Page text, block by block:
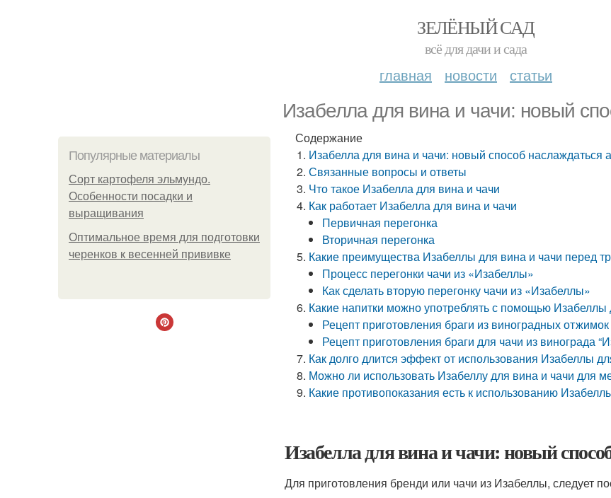
ЗЕЛЁНЫЙ САД
всё для дачи и сада
главная новости статьи
Изабелла для вина и чачи: новый
Популярные материалы
Сорт картофеля эльмундо.
Особенности посадки и
выращивания
Оптимальное время для подготовки
черенков к весенней прививке
Содержание
Изабелла для вина и чачи: новый способ наслаждаться
Связанные вопросы и ответы
Что такое Изабелла для вина и чачи
Как работает Изабелла для вина и чачи
Первичная перегонка
Вторичная перегонка
Какие преимущества Изабеллы для вина и чачи перед
Процесс перегонки чачи из «Изабеллы»
Как сделать вторую перегонку чачи из «Изабеллы»
Какие напитки можно употреблять с помощью Изабеллы
Рецепт приготовления браги из виноградных отжимок
Рецепт приготовления браги для чачи из винограда
Как долго длится эффект от использования Изабеллы
Можно ли использовать Изабеллу для вина и чачи для
Какие противопоказания есть к использованию
Изабелла для вина и чачи: новый
Для приготовления бренди или чачи из Изабеллы, следует